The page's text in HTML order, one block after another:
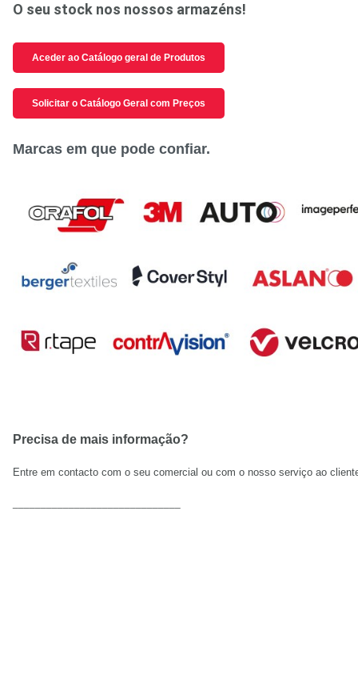
O seu stock nos nossos armazéns!
Aceder ao Catálogo geral de Produtos
Solicitar o Catálogo Geral com Preços
Marcas em que pode confiar.
Precisa de mais informação?
Entre em contacto com o seu comercial ou com o nosso serviço ao